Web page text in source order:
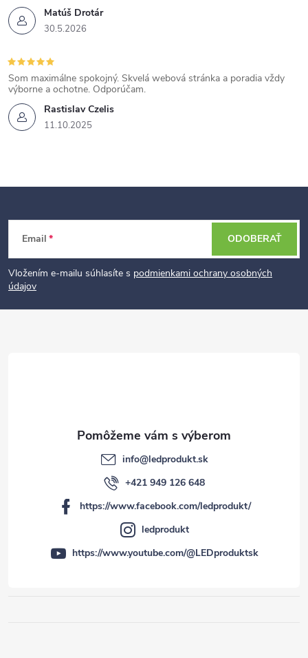
Matúš Drotár
30.5.2026
Rastislav Czelis
11.10.2025
Som maximálne spokojný. Skvelá webová stránka a poradia vždy
výborne a ochotne. Odporúčam.
t
Email
Vložením e-mailu súhlasíte s podmienkami ochrany osobných
údajov
ODOBERAŤ
info@ledprodukt.sk
+421 949 126 648
https://www.facebook.com/ledprodukt/
ledprodukt
https://www.youtube.com/@LEDproduktsk